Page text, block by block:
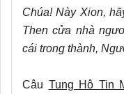
Chúa! Này Xion,
Then cửa nhà
cái trong thành,
Câu Tung Hô Tin